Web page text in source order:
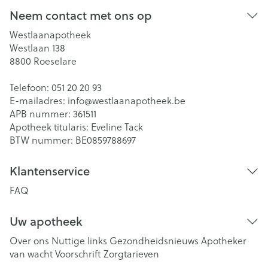
Neem contact met ons op
Westlaanapotheek
Westlaan 138
8800 Roeselare
Telefoon: 051 20 20 93
E-mailadres: info@westlaanapotheek.be
APB nummer: 361511
Apotheek titularis: Eveline Tack
BTW nummer: BE0859788697
Klantenservice
FAQ
Uw apotheek
Over ons Nuttige links Gezondheidsnieuws Apotheker
van wachtVoorschriftZorgtarieven